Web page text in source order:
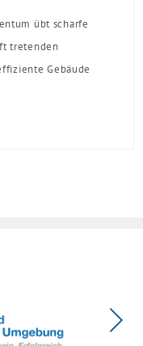
übt scharfe
tretenden
Gebäude